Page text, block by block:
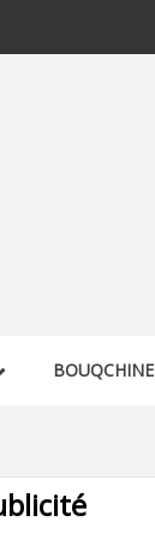
BOUQCHINE